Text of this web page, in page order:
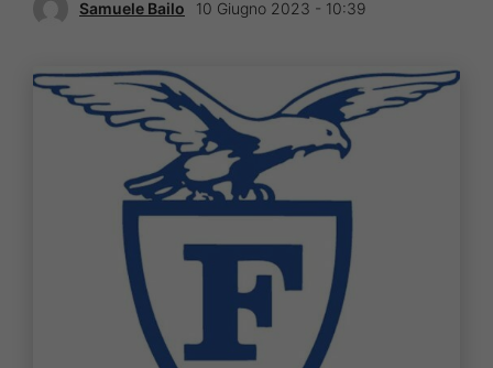
Samuele Bailo 10 Giugno 2023 - 10:39